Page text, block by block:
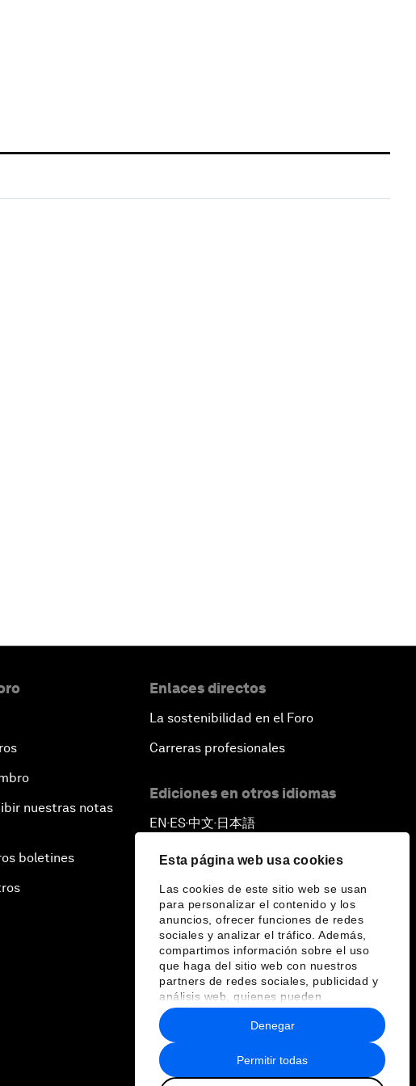
Esta página web usa cookies
Las cookies de este sitio web se usan
para personalizar el contenido y los
anuncios, ofrecer funciones de redes
sociales y analizar el tráfico. Además,
compartimos información sobre el uso
que haga del sitio web con nuestros
partners de redes sociales, publicidad y
análisis web, quienes pueden
combinarla con otra información que les
haya proporcionado o que hayan
recopilado a partir del uso que haya
hecho de sus servicios.
Permitir todas
Denegar
nuestras notas
boletines
Enlaces directos
La sostenibilidad en el Foro
Carreras profesionales
Ediciones en otros idiomas
EN ▪ ES▪中文▪ 日本語